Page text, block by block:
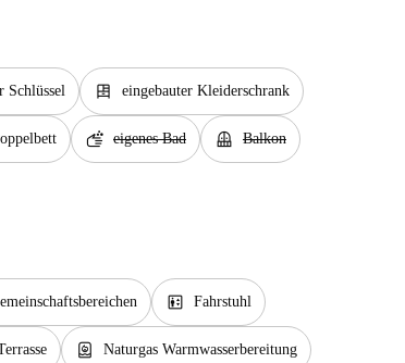
Schlüssel dresser eingebauter Kleiderschrank
soap eigenes Bad balcony Balkon
elevator Fahrstuhl
water_heater Naturgas Warmwasserbereitung